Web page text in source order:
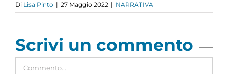
Di Lisa Pinto | 27 Maggio 2022 | NARRATIVA
Scrivi un commento
Commento